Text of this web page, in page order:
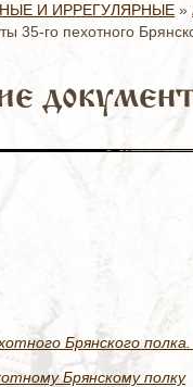
И ИРРЕГУЛЯРНЫЕ »
35-го пехотного
Брянского
Брянскому полку